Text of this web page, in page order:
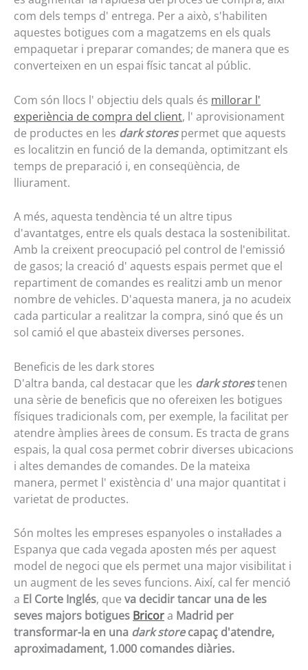
com dels temps d' entrega. Per a això, s'habiliten
aquestes botigues com a magatzems en els quals
empaquetar i preparar comandes; de manera que es
converteixen en un espai físic tancat al públic.
Com són llocs l' objectiu dels quals és millorar l'
experiència de compra del client, l' aprovisionament
de productes en les dark storespermet que aquests
es localitzin en funció de la demanda, optimitzant els
temps de preparació i, en conseqüència, de
lliurament.
A més, aquesta tendència té un altre tipus
d'avantatges, entre els quals destaca la sostenibilitat.
Amb la creixent preocupació pel control de l'emissió
de gasos; la creació d' aquests espais permet que el
repartiment de comandes es realitzi amb un menor
nombre de vehicles. D'aquesta manera, ja no acudeix
cada particular a realitzar la compra, sinó que és un
sol camió el que abasteix diverses persones.
Beneficis de les dark stores
D'altra banda, cal destacar que les dark storestenen
una sèrie de beneficis que no ofereixen les botigues
físiques tradicionals com, per exemple, la facilitat per
atendre àmplies àrees de consum. Es tracta de grans
espais, la qual cosa permet cobrir diverses ubicacions
i altes demandes de comandes. De la mateixa
manera, permet l' existència d' una major quantitat i
varietat de productes.
Són moltes les empreses espanyoles o instal·lades a
Espanya que cada vegada aposten més per aquest
model de negoci que els permet una major visibilitat i
un augment de les seves funcions. Així, cal fer menció
a El Corte Inglés, que va decidir tancar una de les
seves majors botigues Bricora Madrid per
transformar-la en una dark storecapaç d'atendre,
aproximadament, 1.000 comandes diàries.